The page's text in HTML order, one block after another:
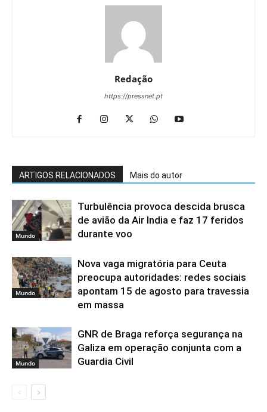
Redação
https://pressnet.pt
ARTIGOS RELACIONADOS Mais do autor
Mundo
Turbulência provoca descida brusca
de avião da Air India e faz 17 feridos
durante voo
Mundo
Nova vaga migratória para Ceuta
preocupa autoridades: redes sociais
apontam 15 de agosto para travessia
em massa
Mundo
GNR de Braga reforça segurança na
Galiza em operação conjunta com a
Guardia Civil